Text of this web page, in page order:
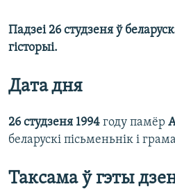
Падзеі 26 студзеня ў
гісторыі.
Дата дня
26 студзеня 1994 году памёр
беларускі пісьменьнік і
Таксама ў гэты